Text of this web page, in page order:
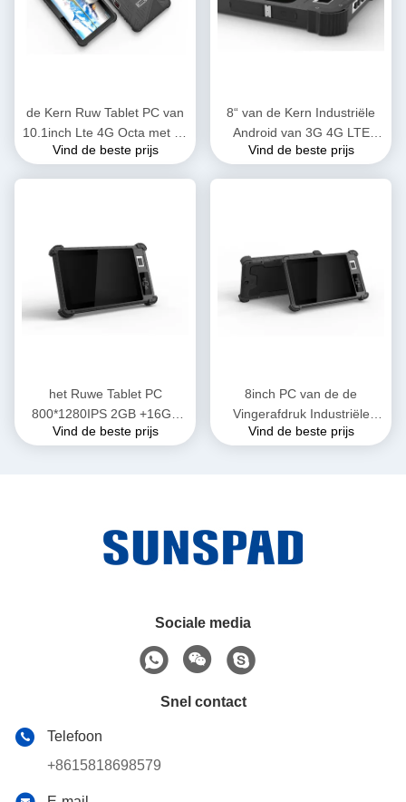
de Kern Ruw Tablet PC van
10.1inch Lte 4G Octa met de
Vingerafdruk van 13.56MHZ
Vind de beste prijs
8“ van de Kern Industriële
Android van 3G 4G LTE
MTK6765 Octa de Tabletpc
Vind de beste prijs
het Ruwe Tablet PC
800*1280IPS 2GB +16GB
8000mAh 2.0MP 8.0MP
Vind de beste prijs
8inch PC van de de
Vingerafdruk Industriële
Tablet van Android
Vind de beste prijs
Sociale media
Snel contact
Telefoon
+8615818698579